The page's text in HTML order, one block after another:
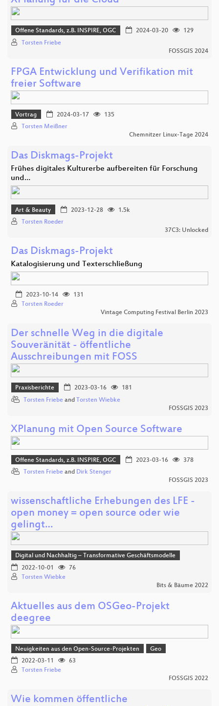
Offene Standards, z.B. INSPIRE, OGC 2024-03-20
129
Torsten Friebe
FOSSGIS 2024
FPGA Entwicklung und Verifikation mit
freier Software
Vortrag 2024-03-17
135
Torsten Meißner
Chemnitzer Linux-Tage 2024
Das Diskmags-Projekt
Frühes digitales Kulturerbe aufbereiten für Forschung
und…
Art & Beauty 2023-12-28
1.5k
Torsten Roeder
37C3: Unlocked
Das Diskmags-Projekt
Katalogisierung und Texterschließung
2023-10-14
131
Torsten Roeder
Vintage Computing Festival Berlin 2023
Der schnelle Weg in die digitale
Souveränität - öffentliche
Ausschreibungen mit FOSS
Praxisberichte 2023-03-16
181
Torsten Friebe and Torsten Wiebke
FOSSGIS 2023
XPlanung mit Open Source Software
Offene Standards, z.B. INSPIRE, OGC 2023-03-16
378
Torsten Friebe and Dirk Stenger
FOSSGIS 2023
wissenschaftliche Erhebungen des LFE -
open money = open source oder wie
gelingt…
Digital und Nachhaltig – Transformative Geschäftsmodelle
2022-10-01
76
Torsten Wiebke
Bits & Bäume 2022
Aktuelles aus dem OSGeo-Projekt
deegree
Neuigkeiten aus den Open-Source-Projekten
Geo
2022-03-11
63
Torsten Friebe
FOSSGIS 2022
Wie kommen öffentliche